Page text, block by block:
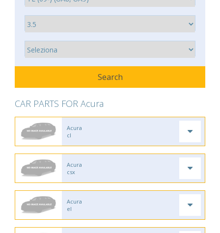
CAR PARTS FOR Acura
Acura
cl
Acura
csx
Acura
el